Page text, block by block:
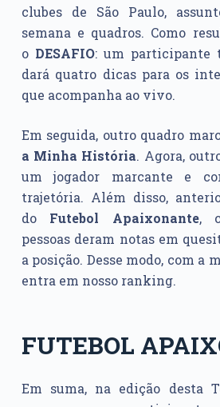
clubes de São Paulo,
semana e quadros. Como
o DESAFIO: um participante
dará quatro dicas para os
que acompanha ao vivo.
Em seguida, outro quadro
a Minha História. Agora,
um jogador marcante e
trajetória. Além disso,
do Futebol Apaixonante,
pessoas deram notas em
a posição. Desse modo, com a
entra em nosso ranking.
FUTEBOL
Em suma, na edição desta